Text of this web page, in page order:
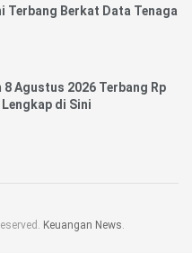
Terbang Berkat Data Tenaga
8 Agustus 2026 Terbang Rp
di Sini
Keuangan News